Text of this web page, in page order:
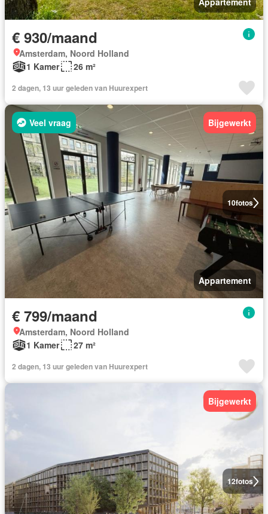
€ 930/maand
Amsterdam, Noord Holland
1 Kamer
26 m²
2 dagen, 13 uur geleden van Huurexpert
10fotos
Veel vraag Bijgewerkt
Appartement
€ 799/maand
Amsterdam, Noord Holland
1 Kamer
27 m²
2 dagen, 13 uur geleden van Huurexpert
12fotos
Bijgewerkt